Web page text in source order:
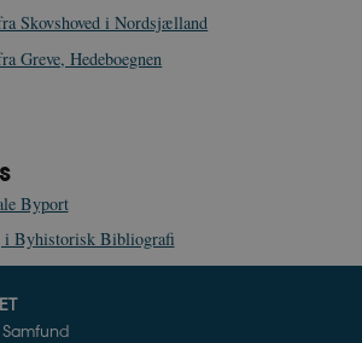
Skovshoved i Nordsjælland
Greve, Hedeboegnen
Byport
i Byhistorisk Bibliografi